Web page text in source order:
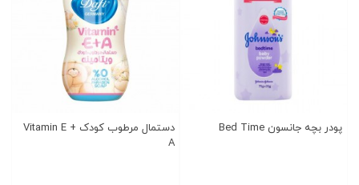
پودر بچه جانسون Bed Time
دستمال مرطوب کودک Vitamin E +
A